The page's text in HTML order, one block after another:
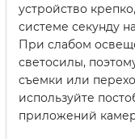
устройство
системе секунду
При слабом
светосилы,
съемки или
используйте
приложений